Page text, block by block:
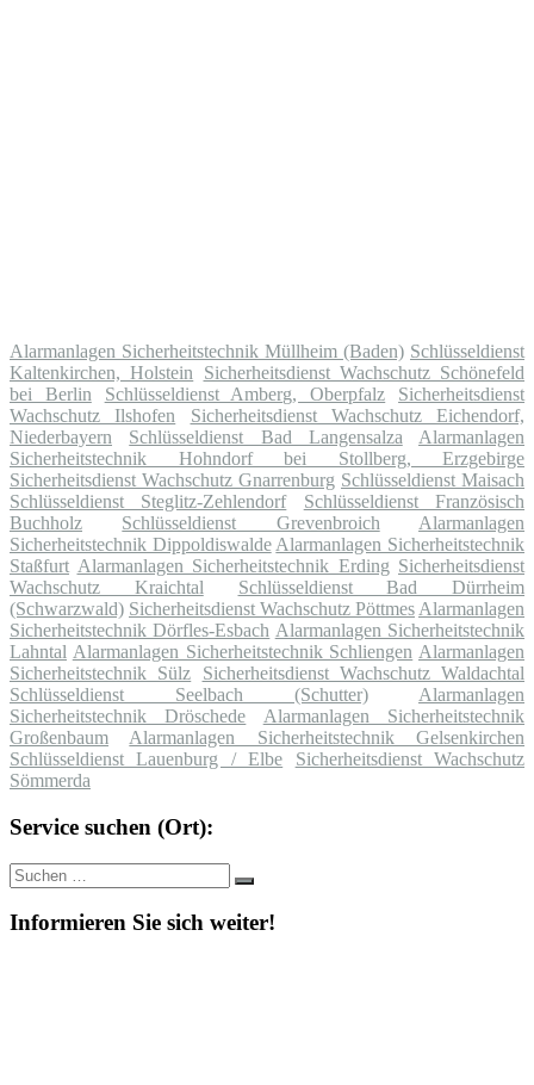
Alarmanlagen Sicherheitstechnik Müllheim (Baden) Schlüsseldienst
Kaltenkirchen, Holstein
Sicherheitsdienst Wachschutz Schönefeld
bei Berlin
Schlüsseldienst Amberg, Oberpfalz
Sicherheitsdienst
Wachschutz Ilshofen
Sicherheitsdienst Wachschutz Eichendorf,
Niederbayern
Schlüsseldienst Bad Langensalza
Alarmanlagen
Sicherheitstechnik Hohndorf bei Stollberg, Erzgebirge
Sicherheitsdienst Wachschutz Gnarrenburg Schlüsseldienst Maisach
Schlüsseldienst Steglitz-Zehlendorf
Schlüsseldienst Französisch
Buchholz
Schlüsseldienst Grevenbroich
Alarmanlagen
Sicherheitstechnik Dippoldiswalde Alarmanlagen Sicherheitstechnik
Staßfurt Alarmanlagen Sicherheitstechnik Erding Sicherheitsdienst
Wachschutz Kraichtal
Schlüsseldienst Bad Dürrheim
(Schwarzwald) Sicherheitsdienst Wachschutz Pöttmes Alarmanlagen
Sicherheitstechnik Dörfles-Esbach Alarmanlagen Sicherheitstechnik
Lahntal Alarmanlagen Sicherheitstechnik Schliengen Alarmanlagen
Sicherheitstechnik Sülz
Sicherheitsdienst Wachschutz Waldachtal
Schlüsseldienst Seelbach (Schutter)
Alarmanlagen
Sicherheitstechnik Dröschede
Alarmanlagen Sicherheitstechnik
Großenbaum
Alarmanlagen Sicherheitstechnik Gelsenkirchen
Schlüsseldienst Lauenburg / Elbe
Sicherheitsdienst Wachschutz
Sömmerda
Service suchen (Ort):
Suche
nach:
Suchen
Informieren Sie sich weiter!